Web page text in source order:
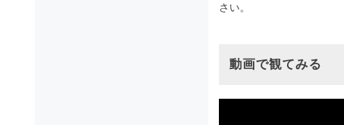
さい。
動画で観てみる